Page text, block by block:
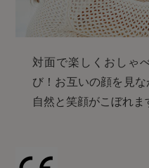
対面で楽しくおしゃ
び！お互いの顔を見な
自然と笑顔がこぼれま